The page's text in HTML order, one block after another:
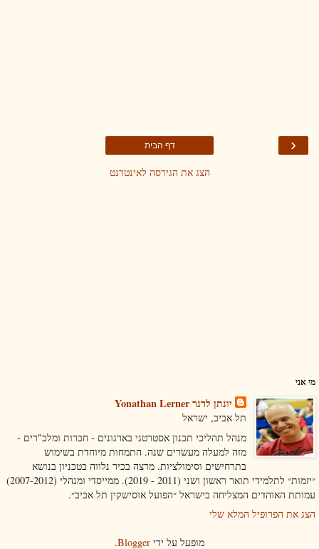
‹ דף הבית
הצג את הגירסה לאינטרנט
מי אני
יונתן לרנר Yonathan Lerner
תל אביב, ישראל
מנהל תהליכי תכנון אסטרטגי בארגונים - חברות ומלכ"רים -
מזה למעלה מעשרים שנה. התמחות מיוחדת בשימוש
בתרחישים וסימולציות. מרצה בכיר נלווה בטכניון בנושא
״יזמות״ לתלמידי תואר ראשון ושני (2011 - 2019). ממייסדי ומנהלי (2007-2012)
עמותת האוהדים המצליחה בישראל ״הפועל אוסישקין תל אביב״.
הצג את הפרופיל המלא שלי
מופעל על ידי Blogger
.